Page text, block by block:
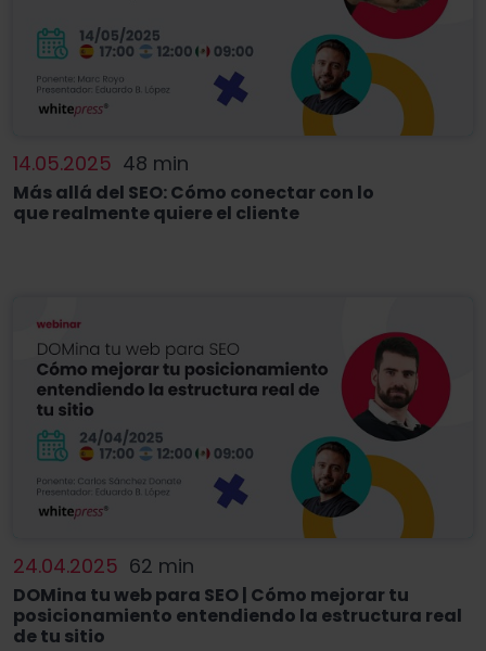
14.05.2025 48 min
Más allá del SEO: Cómo conectar con lo
que realmente quiere el cliente
24.04.2025 62 min
DOMina tu web para SEO | Cómo mejorar tu
posicionamiento entendiendo la estructura real
de tu sitio